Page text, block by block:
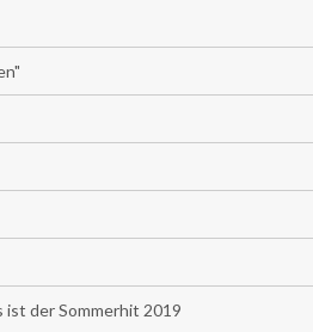
der Sommerhit 2019